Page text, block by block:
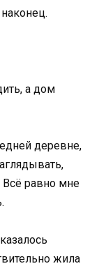
а дом
деревне,
Всё равно мне
жила